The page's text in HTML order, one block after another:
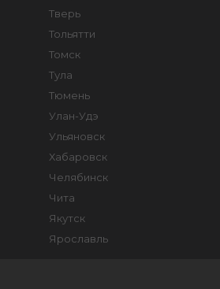
Тверь
Тольятти
Томск
Тула
Тюмень
Улан-Удэ
Ульяновск
Хабаровск
Челябинск
Чита
Якутск
Ярославль